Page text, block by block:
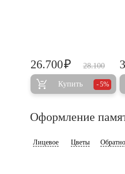
28.100
26.700₽
Купить 5%
Оформление
Лицевое Цветы